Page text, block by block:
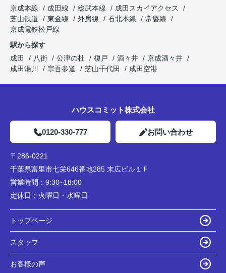
京成本線
成田線 総武本線
成田スカイアクセス
芝山鉄道
東金線 外房線 石北本線
常磐線
京成電鉄松戸線
駅から探す
成田
八街 公津の杜 榎戸 酒々井
京成酒々井
成田湯川
宗吾参道 芝山千代田 成田空港
ハウスコミット株式会社
0120-330-777 お問い合わせ
〒286-0221
千葉県富里市七栄646番地285 末広ビル１Ｆ
営業時間： 9:30~18:00
定休日： 火曜日・水曜日
トップページ
スタッフ
お客様の声